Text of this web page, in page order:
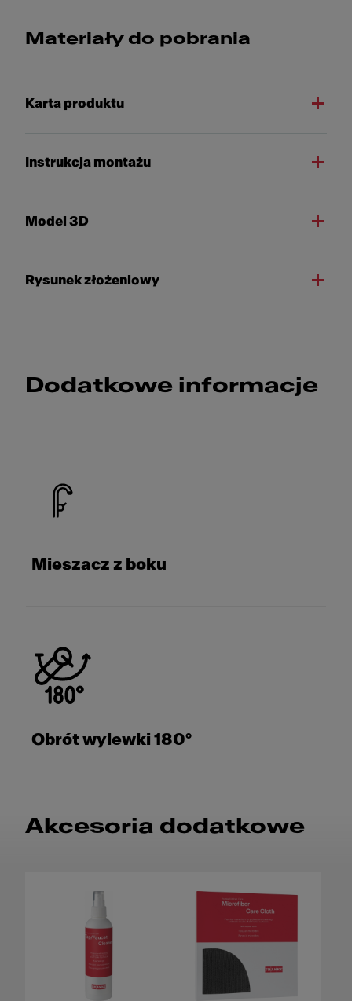
Materiały do pobrania
Karta produktu
Instrukcja montażu
Model 3D
Rysunek złożeniowy
Dodatkowe informacje
Mieszacz z boku
Obrót wylewki 180°
Akcesoria dodatkowe